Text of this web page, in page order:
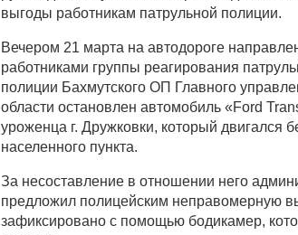
выгоды работникам патрульной полиции.
Вечером 21 марта на автодороге
работниками группы реагирования
полиции Бахмутского ОП Главного
области остановлен автомобиль «Ford
уроженца г. Дружковки, который двигался
населенного пункта.
За несоставление в отношении него
предложил полицейским неправомерную
зафиксировано с помощью бодикамер,